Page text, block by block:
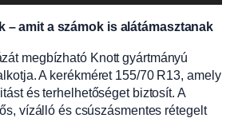
– amit a számok is alátámasztanak
megbízható Knott gyártmányú
A kerékméret 155/70 R13, amely
és terhelhetőséget biztosít. A
vízálló és csúszásmentes rétegelt